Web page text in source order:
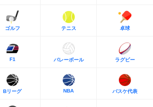
ゴルフ テニス 卓球
F1 バレーボール ラグビー
Bリーグ NBA バスケ代表